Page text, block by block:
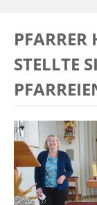
PFARRER
STELLTE